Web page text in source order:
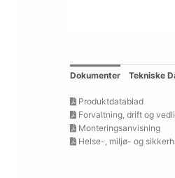
Dokumenter Tekniske
Produktdatablad
Forvaltning, drift og
Monteringsanvisning
Helse-, miljø- og